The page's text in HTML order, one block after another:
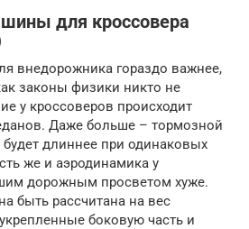
для кроссовера
внедорожника гораздо важнее,
законы физики никто не
у кроссоверов происходит
Даже больше – тормозной
длиннее при одинаковых
же и аэродинамика у
дорожным просветом хуже.
быть рассчитана на вес
боковую часть и